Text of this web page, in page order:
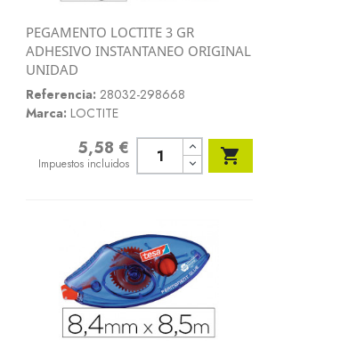
Vista rápida
PEGAMENTO LOCTITE 3 GR
ADHESIVO INSTANTANEO ORIGINAL
UNIDAD
Referencia: 28032-298668
Marca: LOCTITE
5,58 €
Impuestos incluidos 